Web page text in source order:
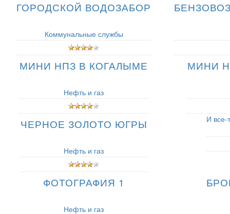
ГОРОДСКОЙ ВОДОЗАБОР
Коммунальные службы
МИНИ НПЗ В КОГАЛЫМЕ
Нефть и газ
МИНИ
ЧЕРНОЕ ЗОЛОТО ЮГРЫ
Нефть и газ
И все-
ФОТОГРАФИЯ 1
Нефть и газ